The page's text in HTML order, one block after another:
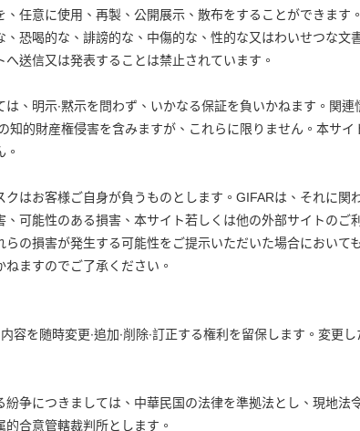
任意に使用、再製、公開展示、散布をすることができます
恐喝的な、誹謗的な、中傷的な、性的な又はわいせつな文
送信又は発表することは禁止されています。
、明示∙黙示を問わず、いかなる保証を負いかねます。関
知的財産権侵害を含みますが、これらに限りません。本サ
はお客様ご自身が負うものとします。GIFARは、それに
可能性のある損害、本サイト若しくは他の外部サイトのご
の損害が発生する可能性をご提示いただいた場合において
ますのでご了承ください。
容を随時変更∙追加∙削除∙訂正する権利を留保します。変更
争につきましては、中華民国の法律を準拠法とし、現地法
合意管轄裁判所とします。